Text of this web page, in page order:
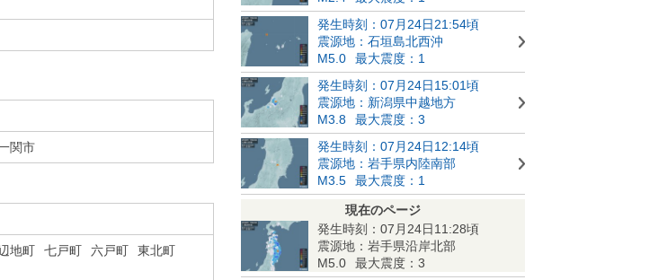
関市
地町 七戸町 六戸町
東北町
発生時刻：07月24日21:54頃
震源地：石垣島北西沖
M5.0
最大震度：1
発生時刻：07月24日15:01頃
震源地：新潟県中越地方
M3.8
最大震度：3
発生時刻：07月24日12:14頃
震源地：岩手県内陸南部
M3.5
最大震度：1
現在のページ
発生時刻：07月24日11:28頃
震源地：岩手県沿岸北部
M5.0
最大震度：3